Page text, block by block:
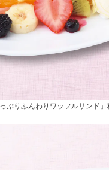
っぷりふんわりワッフルサンド